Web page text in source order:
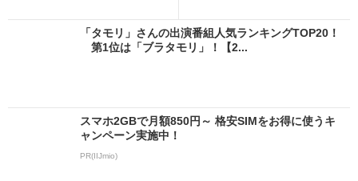
「タモリ」さんの出演番組人気ランキングTOP20！
第1位は「ブラタモリ」！【2...
スマホ2GBで月額850円～ 格安SIMをお得に使うキ
ャンペーン実施中！
PR(IIJmio)